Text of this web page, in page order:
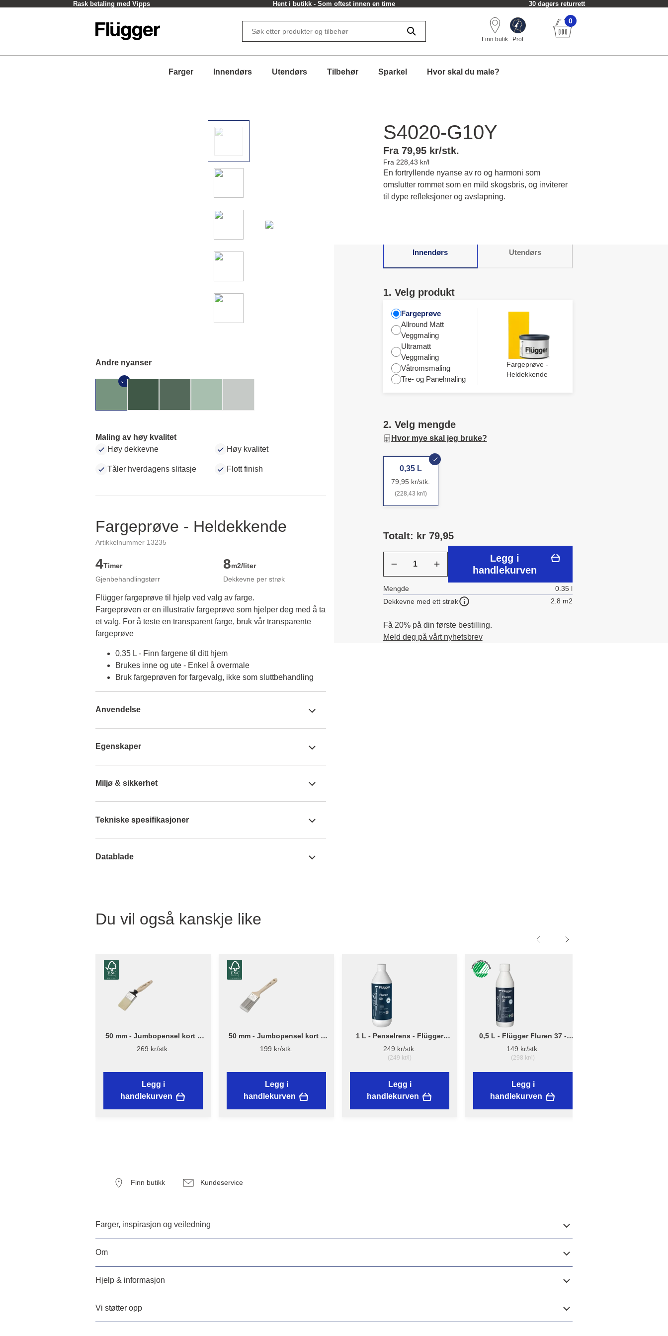
Rask betaling med Vipps Hent i butikk - Som oftest innen en time 30 dagers returrett
Finn butik Prof
0
Farger Innendørs Utendørs Tilbehør Sparkel Hvor skal du male?
Andre nyanser
Maling av høy kvalitet
Høy dekkevne
Høy kvalitet
Tåler hverdagens slitasje Flott finish
Fargeprøve - Heldekkende
Artikkelnummer 13235
4Timer
Gjenbehandlingstørr
8m2/liter
Dekkevne per strøk
Flügger fargeprøve til hjelp ved valg av farge.
Fargeprøven er en illustrativ fargeprøve som hjelper deg med å ta
et valg. For å teste en transparent farge, bruk vår transparente
fargeprøve
0,35 L - Finn fargene til ditt hjem
Brukes inne og ute - Enkel å overmale
Bruk fargeprøven for fargevalg, ikke som sluttbehandling
Anvendelse
Egenskaper
Miljø & sikkerhet
Tekniske spesifikasjoner
Datablade
S4020-G10Y
Fra 79,95 kr/stk.
Fra 228,43 kr/l
En fortryllende nyanse av ro og harmoni som
omslutter rommet som en mild skogsbris, og inviterer
til dype refleksjoner og avslapning.
Innendørs Utendørs
1. Velg produkt
Fargeprøve
Allround Matt
Veggmaling
Ultramatt
Veggmaling
Våtromsmaling
Tre- og Panelmaling
Fargeprøve -
Heldekkende
2. Velg mengde
Hvor mye skal jeg bruke?
0,35 L
79,95 kr/stk.
(228,43 kr/l)
Totalt: kr 79,95
Legg i
handlekurven
Mengde
0.35 l
Dekkevne med ett strøk
2.8 m2
Få 20% på din første bestilling.
Meld deg på vårt nyhetsbrev
Du vil også kanskje like
50 mm - Jumbopensel kort –
Flügger Excellence
269 kr/stk.
Legg i
handlekurven
50 mm - Jumbopensel kort –
Flügger Pro Series
199 kr/stk.
Legg i
handlekurven
1 L - Penselrens - Flügger
Fluren 59
249 kr/stk.
(249 kr/l)
Legg i
handlekurven
0,5 L - Flügger Fluren 37 -
Grunnrengjøring
149 kr/stk.
(298 kr/l)
Legg i
handlekurven
Finn butikk Kundeservice
Farger, inspirasjon og veiledning
Om
Hjelp & informasjon
Vi støtter opp